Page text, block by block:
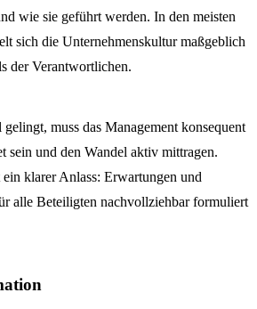
wie sie geführt werden. In den meisten
sich die Unternehmenskultur maßgeblich
der Verantwortlichen.
muss das Management konsequent
sein und den Wandel aktiv mittragen.
ein klarer Anlass: Erwartungen und
alle Beteiligten nachvollziehbar formuliert